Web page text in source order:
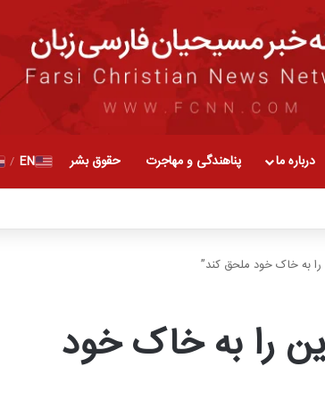
درباره ما پناهندگی و مهاجرت حقوق بشر EN
/
به خاک خود ملحق کند”
را به خاک خود